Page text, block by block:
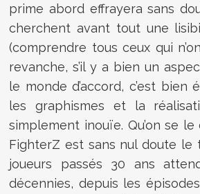
prime abord effrayera sans
cherchent avant tout une
(comprendre tous ceux qui
revanche, s’il y a bien un
le monde d’accord, c’est bien
les graphismes et la
simplement inouïe. Qu’on se
FighterZ est sans nul doute le
joueurs passés 30 ans
décennies, depuis les